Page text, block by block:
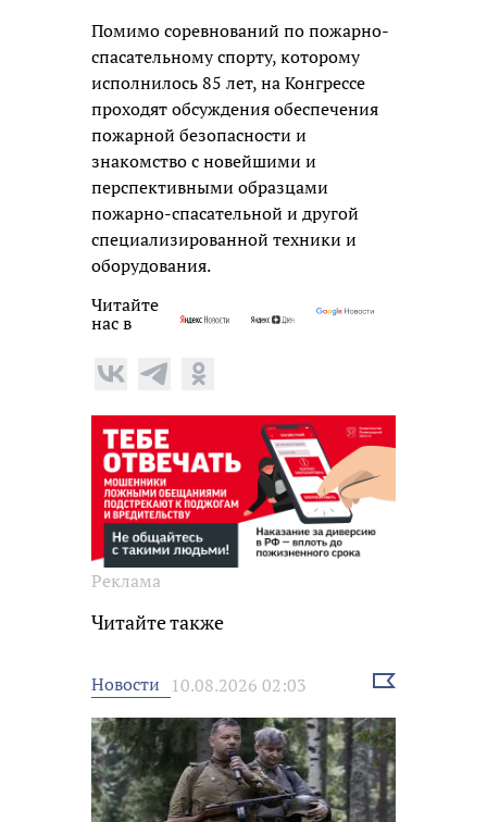
Помимо соревнований по пожарно-
спасательному спорту, которому
исполнилось 85 лет, на Конгрессе
проходят обсуждения обеспечения
пожарной безопасности и
знакомство с новейшими и
перспективными образцами
пожарно-спасательной и другой
специализированной техники и
оборудования.
Читайте
нас в
Реклама
Читайте также
Новости 10.08.2026 02:03
Выбрать